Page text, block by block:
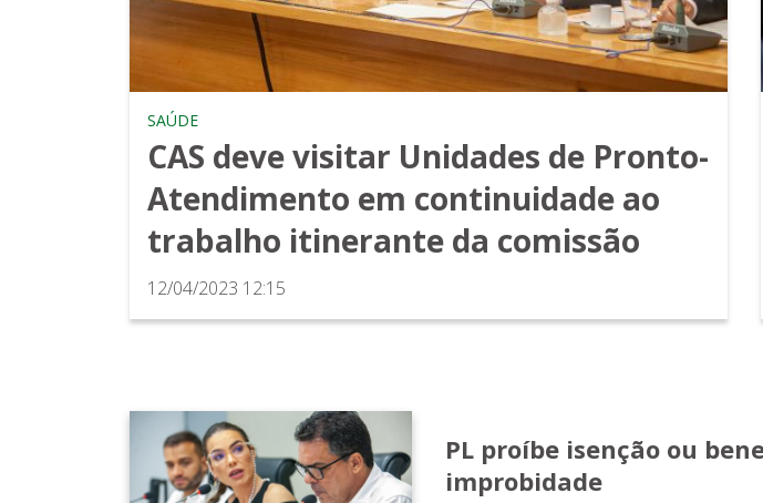
SAÚDE
CAS deve visitar Unidades de Pronto-
Atendimento em continuidade ao
trabalho itinerante da comissão
12/04/2023 12:15
PL proíbe isenção ou
improbidade